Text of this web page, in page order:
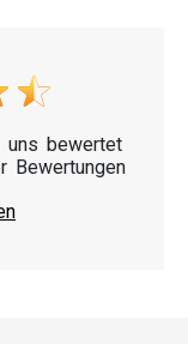
bewertet
Bewertungen